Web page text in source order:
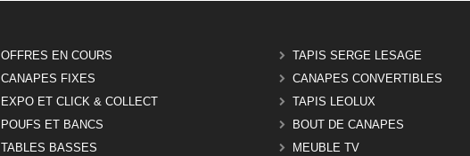
OFFRES EN COURS TAPIS SERGE LESAGE
CANAPES FIXES
CANAPES CONVERTIBLES
EXPO ET CLICK & COLLECT
TAPIS LEOLUX
POUFS ET BANCS
BOUT DE CANAPES
TABLES BASSES
MEUBLE TV